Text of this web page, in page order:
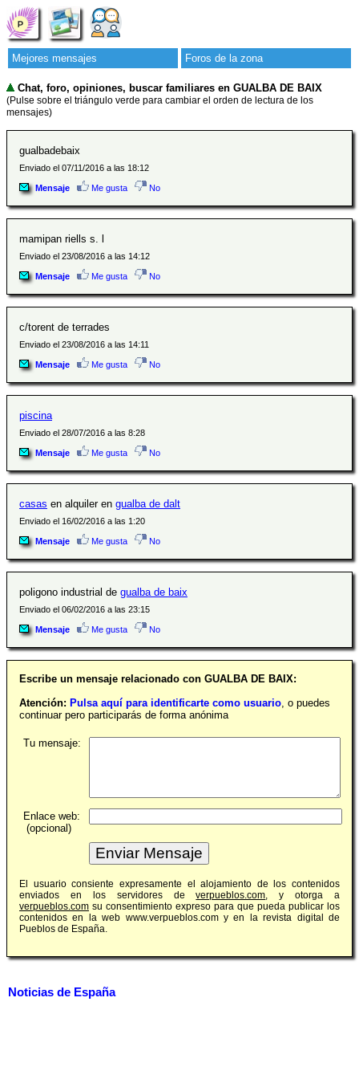
Mejores mensajes Foros de la zona
Chat, foro, opiniones, buscar familiares en GUALBA DE BAIX
(Pulse sobre el triángulo verde para cambiar el orden de lectura de los
mensajes)
gualbadebaix
Enviado el 07/11/2016 a las 18:12
Mensaje Me gusta No
mamipan riells s. l
Enviado el 23/08/2016 a las 14:12
Mensaje Me gusta No
c/torent de terrades
Enviado el 23/08/2016 a las 14:11
Mensaje Me gusta No
piscina
Enviado el 28/07/2016 a las 8:28
Mensaje Me gusta No
casas en alquiler en gualba de dalt
Enviado el 16/02/2016 a las 1:20
Mensaje Me gusta No
poligono industrial de gualba de baix
Enviado el 06/02/2016 a las 23:15
Mensaje Me gusta No
Escribe un mensaje relacionado con GUALBA DE BAIX:
Atención: Pulsa aquí para identificarte como usuario, o puedes
continuar pero participarás de forma anónima
Tu mensaje:
Enlace web:
(opcional)
El usuario consiente expresamente el alojamiento de los contenidos
enviados en los servidores deverpueblos.com, y otorga a
verpueblos.com su consentimiento expreso para que pueda publicar los
contenidos en la web www.verpueblos.com y en la revista digital de
Pueblos de España.
Noticias de España